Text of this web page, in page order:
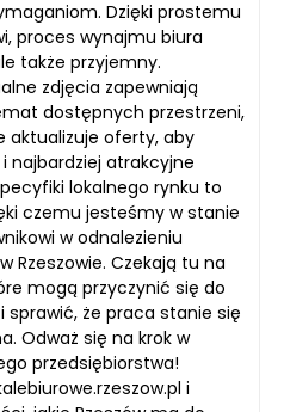
Dzięki prostemu
proces wynajmu biura
także przyjemny.
zdjęcia zapewniają
dostępnych przestrzeni,
aktualizuje oferty, aby
najbardziej atrakcyjne
lokalnego rynku to
czemu jesteśmy w stanie
w odnalezieniu
Rzeszowie. Czekają tu na
mogą przyczynić się do
sprawić, że praca stanie się
Odważ się na krok w
przedsiębiorstwa!
i